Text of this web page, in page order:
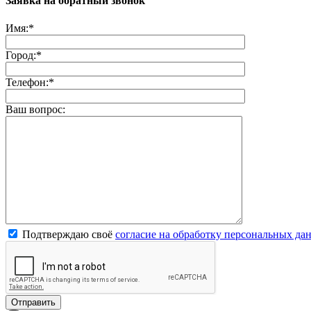
Имя:*
Город:*
Телефон:*
Ваш вопрос:
Подтверждаю своё согласие на обработку персональных